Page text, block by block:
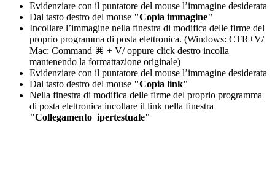
Evidenziare con il puntatore del mouse l’immagine desiderata
Dal tasto destro del mouse "Copia immagine"
Incollare l’immagine nella finestra di modifica delle firme del
proprio programma di posta elettronica. (Windows: CTR+V/
Mac: Command ⌘ + V/ oppure click destro incolla
mantenendo la formattazione originale)
Evidenziare con il puntatore del mouse l’immagine desiderata
Dal tasto destro del mouse "Copia link"
Nella finestra di modifica delle firme del proprio programma
di posta elettronica incollare il link nella finestra
"Collegamento ipertestuale"